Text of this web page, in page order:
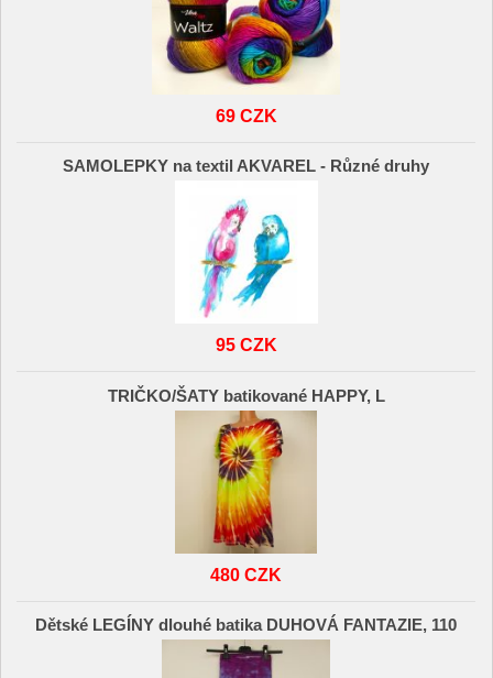
69 CZK
SAMOLEPKY na textil AKVAREL - Různé druhy
95 CZK
TRIČKO/ŠATY batikované HAPPY, L
480 CZK
Dětské LEGÍNY dlouhé batika DUHOVÁ FANTAZIE, 110